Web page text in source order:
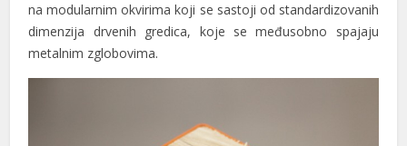
na modularnim okvirima koji se sastoji od standardizovanih
dimenzija drvenih gredica, koje se međusobno spajaju
metalnim zglobovima.